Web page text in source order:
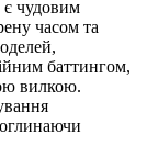
є чудовим
часом та
баттингом,
вилкою.